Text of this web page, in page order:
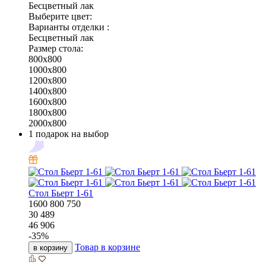
Бесцветный лак
Выберите цвет:
Варианты отделки :
Бесцветный лак
Размер стола:
800x800
1000x800
1200x800
1400x800
1600x800
1800x800
2000x800
1 подарок на выбор
Стол Бьерт 1-61
1600 800 750
30 489
46 906
-35%
в корзину Товар в корзине